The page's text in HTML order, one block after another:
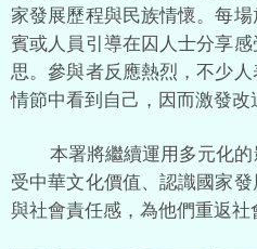
家發展歷程與民族情懷。每
賓或人員引導在囚人士分享
思。參與者反應熱烈，不少
情節中看到自己，因而激發改
本署將繼續運用多元化
受中華文化價值、認識國家
與社會責任感，為他們重返社